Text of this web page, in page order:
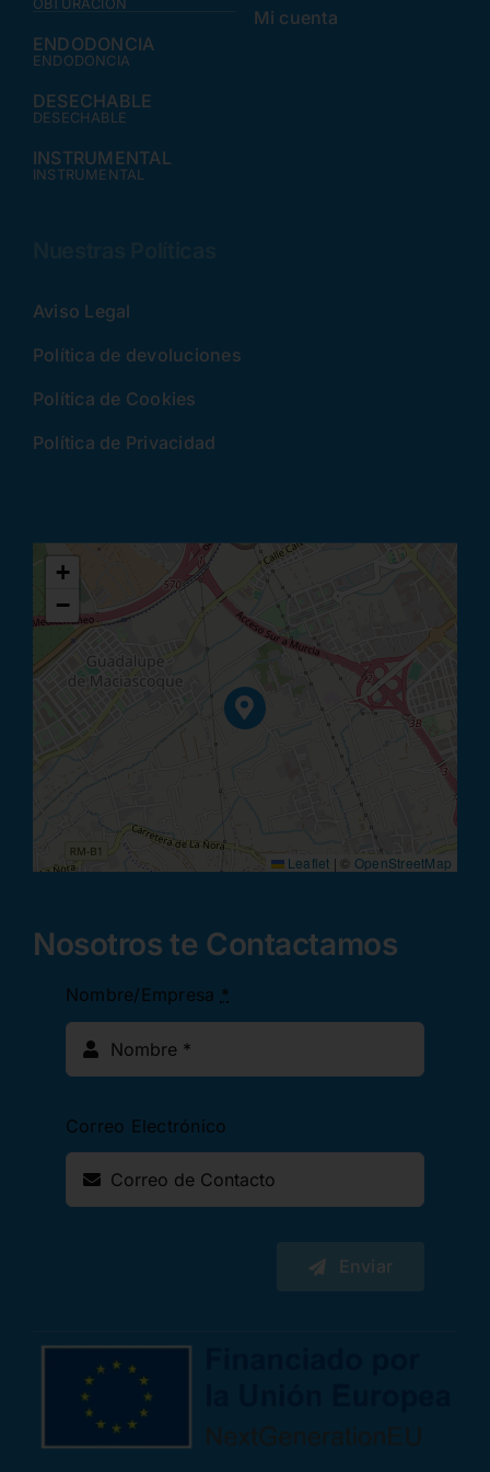
OBTURACIÓN
ENDODONCIA
ENDODONCIA
DESECHABLE
DESECHABLE
INSTRUMENTAL
INSTRUMENTAL
Mi cuenta
Aviso Legal
Política de devoluciones
Política de Cookies
Política de Privacidad
+
−
Leaflet | © OpenStreetMap
Nosotros te Contactamos
Nombre/Empresa *
Correo Electrónico
Enviar